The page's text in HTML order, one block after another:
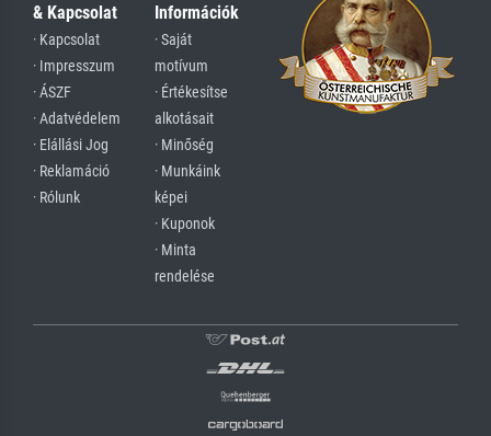
& Kapcsolat
· Kapcsolat
· Impresszum
· ÁSZF
· Adatvédelem
· Elállási Jog
· Reklamáció
· Rólunk
Információk
· Saját
motívum
· Értékesítse
alkotásait
· Minőség
· Munkáink
képei
· Kuponok
· Minta
rendelése